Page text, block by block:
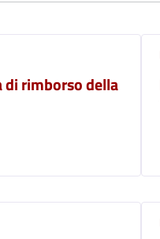
di rimborso della